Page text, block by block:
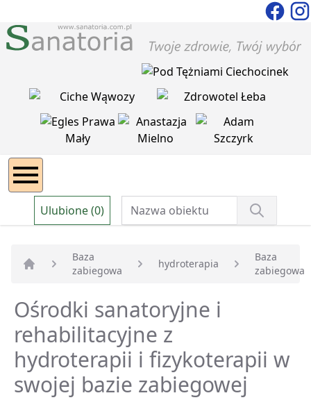
Ulubione (0)
Strona główna
Baza
zabiegowa
hydroterapia
Baza
zabiegowa
Ośrodki sanatoryjne i
rehabilitacyjne z
hydroterapii i fizykoterapii w
swojej bazie zabiegowej